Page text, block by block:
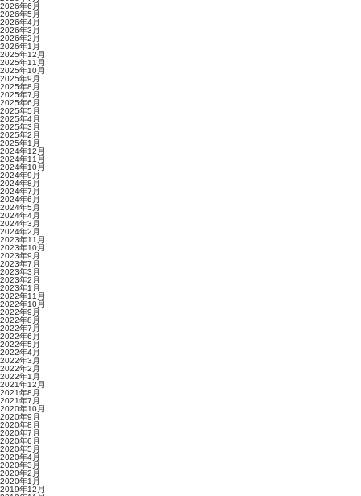
2026年6月
2026年5月
2026年4月
2026年3月
2026年2月
2026年1月
2025年12月
2025年11月
2025年10月
2025年9月
2025年8月
2025年7月
2025年6月
2025年5月
2025年4月
2025年3月
2025年2月
2025年1月
2024年12月
2024年11月
2024年10月
2024年9月
2024年8月
2024年7月
2024年6月
2024年5月
2024年4月
2024年3月
2024年2月
2023年11月
2023年10月
2023年9月
2023年7月
2023年3月
2023年2月
2023年1月
2022年11月
2022年10月
2022年9月
2022年8月
2022年7月
2022年6月
2022年5月
2022年4月
2022年3月
2022年2月
2022年1月
2021年12月
2021年8月
2021年7月
2020年10月
2020年9月
2020年8月
2020年7月
2020年6月
2020年5月
2020年4月
2020年3月
2020年2月
2020年1月
2019年12月